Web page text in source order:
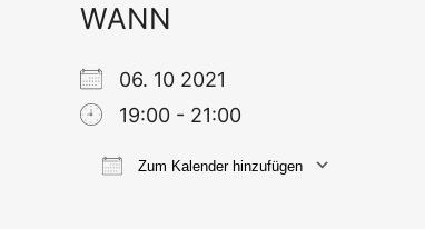
WANN
06. 10 2021
19:00 - 21:00
Zum Kalender hinzufügen